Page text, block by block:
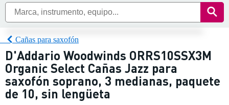
Cañas para saxofón
D'Addario Woodwinds ORRS10SSX3M
Organic Select Cañas Jazz para
saxofón soprano, 3 medianas, paquete
de 10, sin lengüeta